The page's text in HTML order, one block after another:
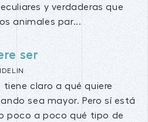
y verdaderas que
animales par...
ser
tiene claro a qué quiere
sea mayor. Pero sí está
poco a poco qué tipo de